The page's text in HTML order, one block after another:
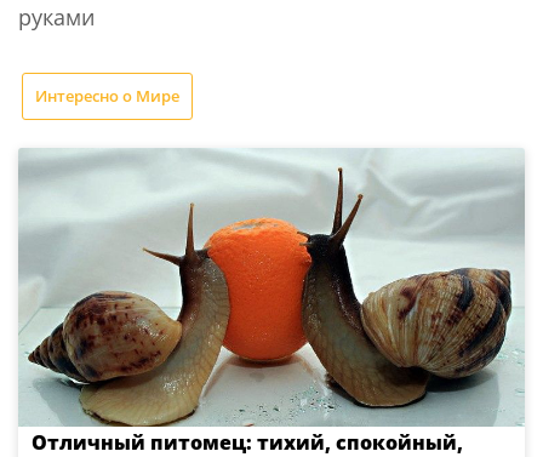
руками
Интересно о Мире
Отличный питомец: тихий, спокойный,